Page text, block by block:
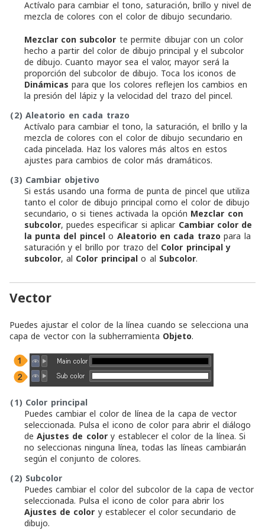
Actívalo para cambiar el tono, saturación, brillo y nivel de
mezcla de colores con el color de dibujo secundario.
Mezclar con subcolor te permite dibujar con un color
hecho a partir del color de dibujo principal y el subcolor
de dibujo. Cuanto mayor sea el valor, mayor será la
proporción del subcolor de dibujo. Toca los iconos de
Dinámicas para que los colores reflejen los cambios en
la presión del lápiz y la velocidad del trazo del pincel.
(2) Aleatorio en cada trazo
Actívalo para cambiar el tono, la saturación, el brillo y la
mezcla de colores con el color de dibujo secundario en
cada pincelada. Haz los valores más altos en estos
ajustes para cambios de color más dramáticos.
(3) Cambiar objetivo
Si estás usando una forma de punta de pincel que utiliza
tanto el color de dibujo principal como el color de dibujo
secundario, o si tienes activada la opción Mezclar con
subcolor, puedes especificar si aplicar Cambiar color de
la punta del pincelo Aleatorio en cada trazo para la
saturación y el brillo por trazo del Color principal y
subcolor, al Color principalo al Subcolor.
Vector
Puedes ajustar el color de la línea cuando se selecciona una
capa de vector con la subherramienta Objeto.
(1) Color principal
Puedes cambiar el color de línea de la capa de vector
seleccionada. Pulsa el icono de color para abrir el diálogo
de Ajustes de colory establecer el color de la línea. Si
no seleccionas ninguna línea, todas las líneas cambiarán
según el conjunto de colores.
(2) Subcolor
Puedes cambiar el color del subcolor de la capa de vector
seleccionada. Pulsa el icono de color para abrir los
Ajustes de color y establecer el color secundario de
dibujo.